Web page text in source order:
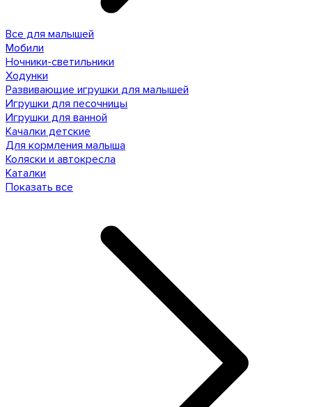
Все для малышей
Мобили
Ночники-светильники
Ходунки
Развивающие игрушки для малышей
Игрушки для песочницы
Игрушки для ванной
Качалки детские
Для кормления малыша
Коляски и автокресла
Каталки
Показать все